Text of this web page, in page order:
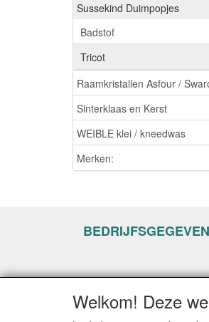
Sussekind Duimpopjes
Badstof
Tricot
Raamkristallen Asfour /
Sinterklaas en Kerst
WEIBLE klei / kneedwas
Merken:
Welkom! Deze